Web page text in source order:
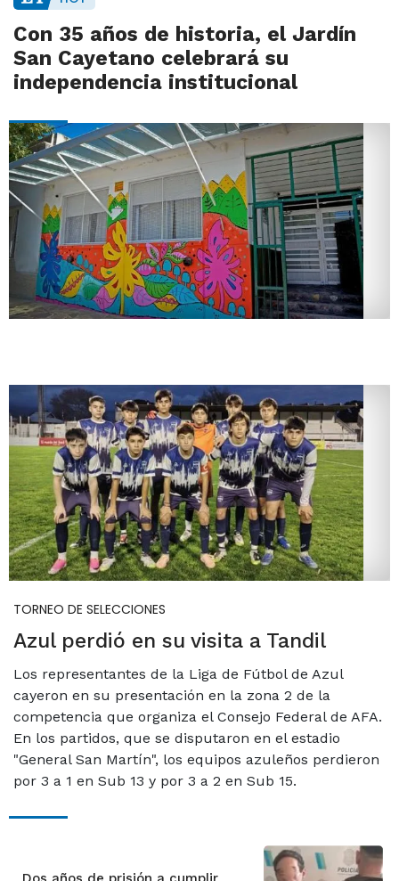
Con 35 años de historia, el Jardín
San Cayetano celebrará su
independencia institucional
TORNEO DE SELECCIONES
Azul perdió en su visita a Tandil
Los representantes de la Liga de Fútbol de Azul
cayeron en su presentación en la zona 2 de la
competencia que organiza el Consejo Federal de AFA.
En los partidos, que se disputaron en el estadio
"General San Martín", los equipos azuleños perdieron
por 3 a 1 en Sub 13 y por 3 a 2 en Sub 15.